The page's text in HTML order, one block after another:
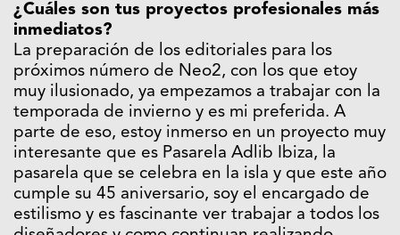
¿Cuáles son tus proyectos profesionales más
inmediatos?
La preparación de los editoriales para los
próximos número de Neo2, con los que etoy
muy ilusionado, ya empezamos a trabajar con la
temporada de invierno y es mi preferida. A
parte de eso, estoy inmerso en un proyecto muy
interesante que es Pasarela Adlib Ibiza, la
pasarela que se celebra en la isla y que este año
cumple su 45 aniversario, soy el encargado de
estilismo y es fascinante ver trabajar a todos los